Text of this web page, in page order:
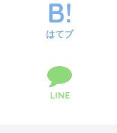
はてブ
LINE